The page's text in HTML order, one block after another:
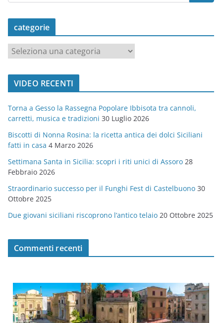
categorie
a
t
o
r
i
e
VIDEO RECENTI
Torna a Gesso la Rassegna Popolare Ibbisota tra cannoli,
carretti, musica e tradizioni 30 Luglio 2026
Biscotti di Nonna Rosina: la ricetta antica dei dolci Siciliani
fatti in casa 4 Marzo 2026
Settimana Santa in Sicilia: scopri i riti unici di Assoro 28
Febbraio 2026
Straordinario successo per il Funghi Fest di Castelbuono 30
Ottobre 2025
Due giovani siciliani riscoprono l’antico telaio 20 Ottobre 2025
Commenti recenti